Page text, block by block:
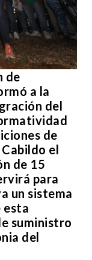
de
a la
del
de
el
de 15
para
un sistema
esta
suministro
del